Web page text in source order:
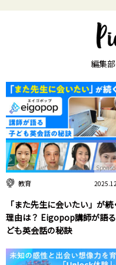
編集
教育
「また先生に会いたい」が続
理由は？ Eigopop講師が語
ども英会話の秘訣